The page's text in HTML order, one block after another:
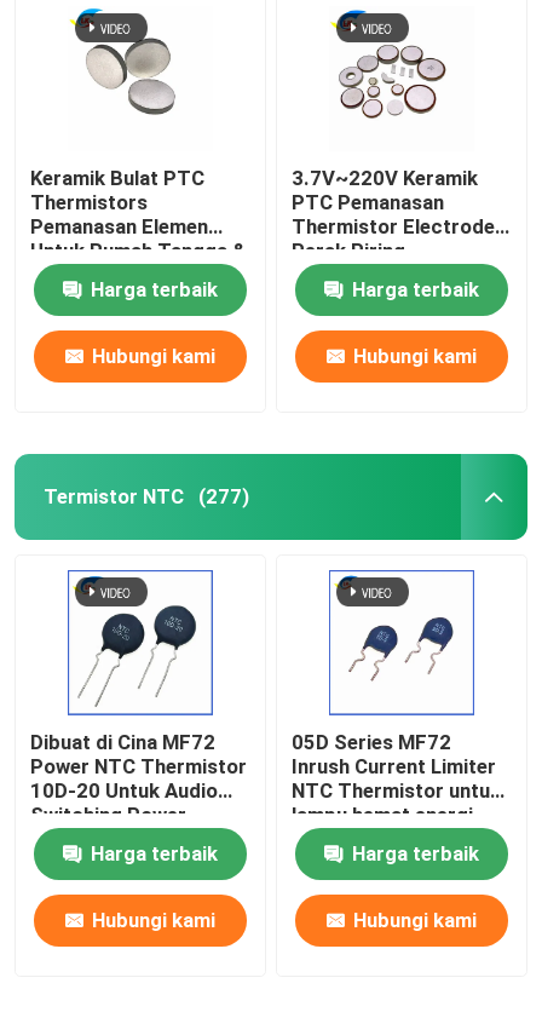
Keramik Bulat PTC
Thermistors
Pemanasan Elemen
Untuk Rumah Tangga &
Industri Otomotif Pelet
Kualitas Premium
Harga terbaik
Hubungi kami
3.7V~220V Keramik
PTC Pemanasan
Thermistor Electrode
Perak Piring
Pemanasan Suhu
KonstanHarga terbaik
Hubungi kami
Termistor NTC (277)
Dibuat di Cina MF72
Power NTC Thermistor
10D-20 Untuk Audio
Switching Power
Supply Dan Inverter
Spot
Harga terbaik
Hubungi kami
05D Series MF72
Inrush Current Limiter
NTC Thermistor untuk
lampu hemat energi,
balast, power supply
switchHarga terbaik
Hubungi kami